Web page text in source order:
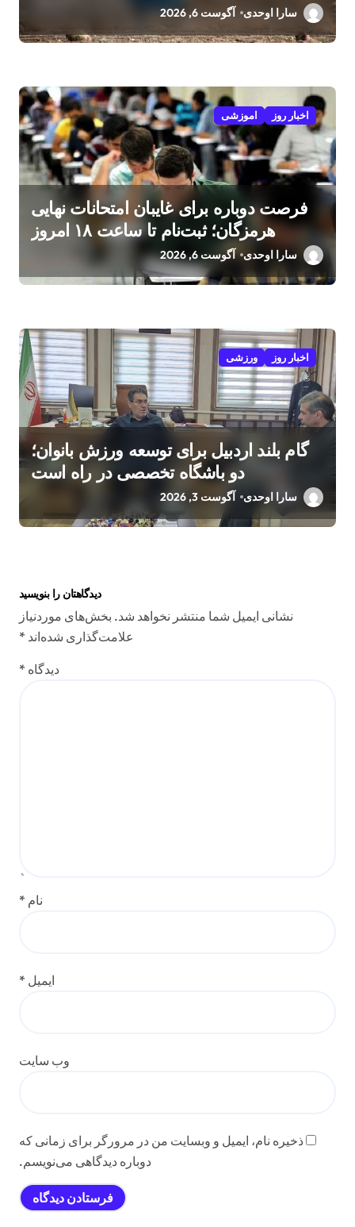
سارا اوحدی آگوست 6, 2026
اخبار روز اموزشی
فرصت دوباره برای غایبان امتحانات نهایی
هرمزگان؛ ثبت‌نام تا ساعت ۱۸ امروز
سارا اوحدی آگوست 6, 2026
اخبار روز ورزشی
گام بلند اردبیل برای توسعه ورزش بانوان؛
دو باشگاه تخصصی در راه است
سارا اوحدی آگوست 3, 2026
دیدگاهتان را بنویسید
نشانی ایمیل شما منتشر نخواهد شد. بخش‌های موردنیاز
علامت‌گذاری شده‌اند *
دیدگاه *
نام *
ایمیل *
وب‌ سایت
ذخیره نام، ایمیل و وبسایت من در مرورگر برای زمانی که
دوباره دیدگاهی می‌نویسم.